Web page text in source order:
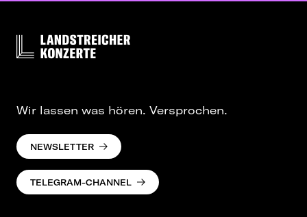
Wir lassen was hören. Versprochen.
NEWSLETTER
TELEGRAM-CHANNEL